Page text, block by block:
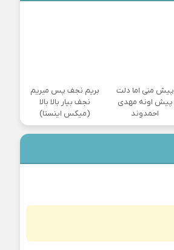
پیش منی اما دلت
پیش اونه مهدی
احمدوند
بریم نجف پس میریم
نجف بیار بالا بالا
(میکس اینستا)